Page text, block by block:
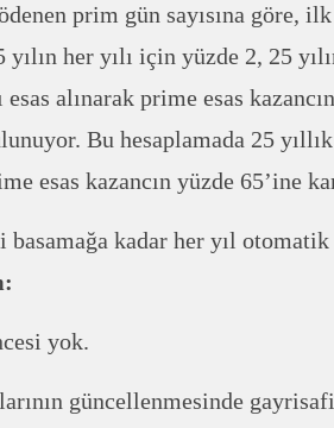
prim gün sayısına göre,
her yılı için yüzde 2, 25
alınarak prime esas
Bu hesaplamada 25 yıllık
esas kazancın yüzde 65’ine
basamağa kadar her yıl
yok.
güncellenmesinde